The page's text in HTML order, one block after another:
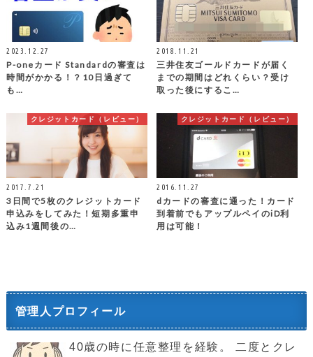
2023.12.27
P-oneカード Standardの審査は
時間がかかる！？10日過ぎて
も…
2018.11.21
三井住友ゴールドカードが届く
までの期間はどれくらい？受け
取った後にするこ…
クレジットカード（レビュー）
2017.7.21
3日間で5枚のクレジットカード
申込みをしてみた！短期多重申
込み1週間後の…
クレジットカード（レビュー）
2016.11.27
dカードの審査に通った！カード
到着前でもアップルペイのiD利
用は可能！
管理人プロフィール
40歳の時に任意整理を経験。 二度とクレ